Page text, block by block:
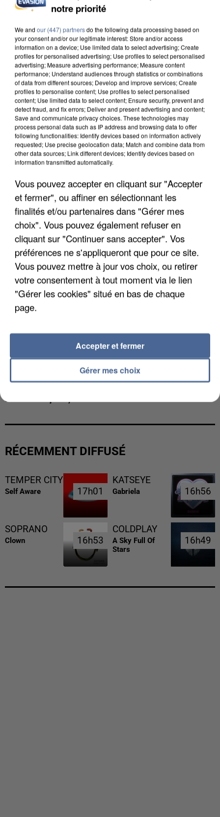
COULÉE DE BOUE EN HAUTE-SAVOIE
LES DONNÉES DE 300 000 CLIENTS DÉROBÉES À
INTERMARCHÉ APRÈS UNE...
LES FRANÇAIS, FANS DE LA FLEMME
RÉCEMMENT DIFFUSÉ
TEMPER CITY
Self Aware 17h01
17h01
KATSEYE
Gabriela 16h56
16h56
SOPRANO
Clown 16h53
16h53
COLDPLAY
A Sky Full Of
Stars
16h49
16h49
notre priorité
We and our (447) partnersdo the following data processing based on
your consent and/or our legitimate interest: Store and/or access
information on a device; Use limited data to select advertising; Create
profiles for personalised advertising; Use profiles to select personalised
advertising; Measure advertising performance; Measure content
performance; Understand audiences through statistics or combinations
of data from different sources; Develop and improve services; Create
profiles to personalise content; Use profiles to select personalised
content; Use limited data to select content; Ensure security, prevent and
detect fraud, and fix errors; Deliver and present advertising and content;
Save and communicate privacy choices. These technologies may
process personal data such as IP address and browsing data to offer
following functionalities: Identify devices based on information actively
requested; Use precise geolocation data; Match and combine data from
other data sources; Link different devices; Identify devices based on
information transmitted automatically.
Vous pouvez accepter en cliquant sur "Accepter
et fermer", ou affiner en sélectionnant les
finalités et/ou partenaires dans "Gérer mes
choix". Vous pouvez également refuser en
cliquant sur "Continuer sans accepter". Vos
préférences ne s'appliqueront que pour ce site.
Vous pouvez mettre à jour vos choix, ou retirer
votre consentement à tout moment via le lien
"Gérer les cookies" situé en bas de chaque
page.
Gérer mes choix
Accepter et fermer